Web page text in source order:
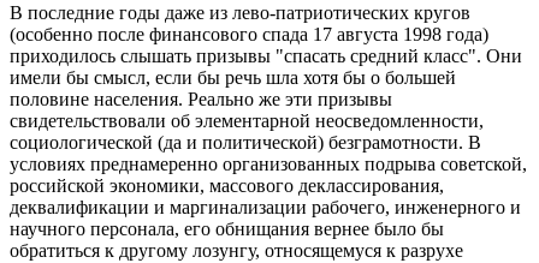
В последние годы даже из лево-патриотических кругов
(особенно после финансового спада 17 августа 1998 года)
приходилось слышать призывы "спасать средний класс". Они
имели бы смысл, если бы речь шла хотя бы о большей
половине населения. Реально же эти призывы
свидетельствовали об элементарной неосведомленности,
социологической (да и политической) безграмотности. В
условиях преднамеренно организованных подрыва советской,
российской экономики, массового деклассирования,
деквалификации и маргинализации рабочего, инженерного и
научного персонала, его обнищания вернее было бы
обратиться к другому лозунгу, относящемуся к разрухе